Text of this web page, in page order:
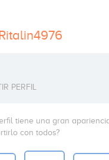
PERFIL
tiene una gran
con todos?